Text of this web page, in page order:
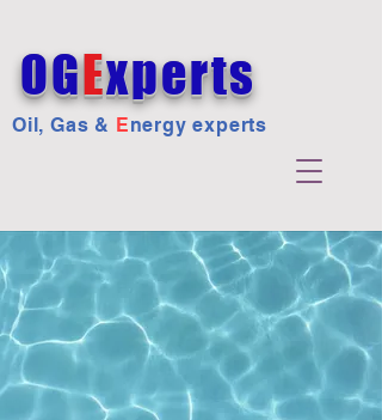
OGExperts
Oil, Gas & Energy experts